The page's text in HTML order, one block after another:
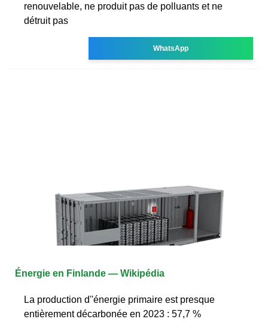
renouvelable, ne produit pas de polluants et ne
détruit pas
WhatsApp
Énergie en Finlande — Wikipédia
La production d''énergie primaire est presque
entièrement décarbonée en 2023 : 57,7 %